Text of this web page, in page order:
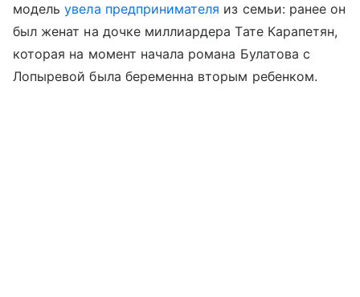
модельувела предпринимателя из семьи: ранее он
был женат на дочке миллиардера Тате Карапетян,
которая на момент начала романа Булатова с
Лопыревой была беременна вторым ребенком.